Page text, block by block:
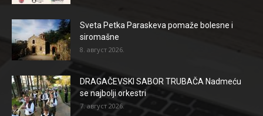
Sveta Petka Paraskeva pomaže bolesne i
siromašne
8. август 2026.
DRAGAČEVSKI SABOR TRUBAČA Nadmeću
se najbolji orkestri
7. август 2026.